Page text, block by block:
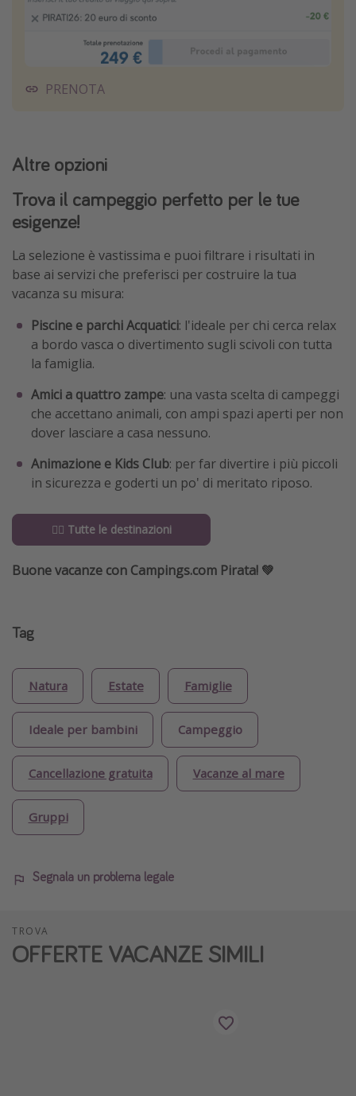
PRENOTA
Altre opzioni
Trova il campeggio perfetto per le tue
esigenze!
La selezione è vastissima e puoi filtrare i risultati in
base ai servizi che preferisci per costruire la tua
vacanza su misura:
Piscine e parchi Acquatici: l'ideale per chi cerca relax
a bordo vasca o divertimento sugli scivoli con tutta
la famiglia.
Amici a quattro zampe: una vasta scelta di campeggi
che accettano animali, con ampi spazi aperti per non
dover lasciare a casa nessuno.
Animazione e Kids Club: per far divertire i più piccoli
in sicurezza e goderti un po' di meritato riposo.
👉🏼 Tutte le destinazioni
Buone vacanze con Campings.com Pirata! 💚
Tag
Natura Estate Famiglie
Ideale per bambini Campeggio
Cancellazione gratuita Vacanze al mare
Gruppi
Segnala un problema legale
TROVA
OFFERTE VACANZE SIMILI